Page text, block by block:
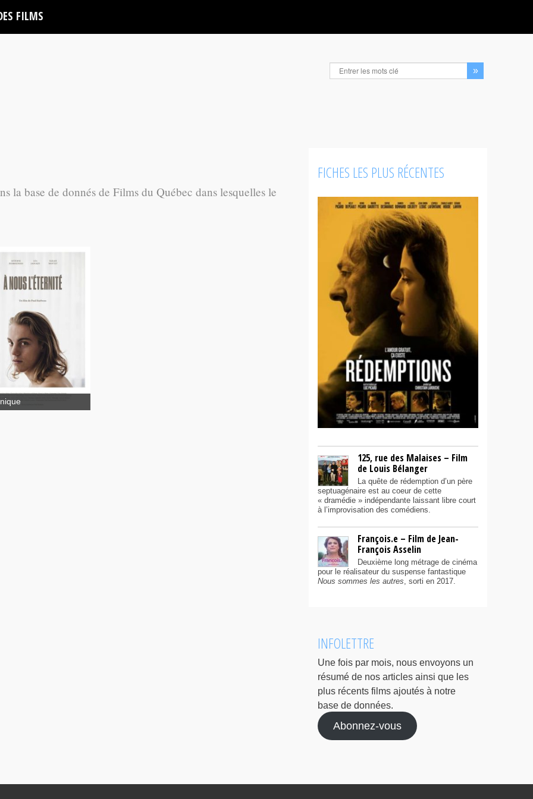
FILMS
la base de donnés de Films du Québec dans lesquelles le
FICHES LES PLUS RÉCENTES
125, rue des Malaises – Film
de Louis Bélanger
La quête de rédemption d’un père
septuagénaire est au coeur de cette
« dramédie » indépendante laissant libre court
à l’improvisation des comédiens.
François.e – Film de Jean-
François Asselin
Deuxième long métrage de cinéma
pour le réalisateur du suspense fantastique
Nous sommes les autres, sorti en 2017.
INFOLETTRE
Une fois par mois, nous envoyons un
résumé de nos articles ainsi que les
plus récents films ajoutés à notre
base de données.
Abonnez-vous